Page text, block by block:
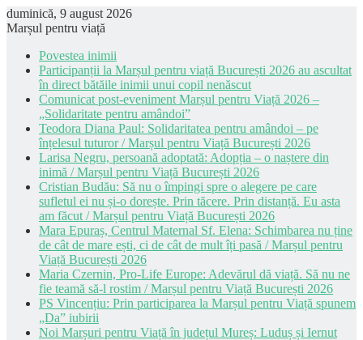
duminică, 9 august 2026
Marșul pentru viață
Povestea inimii
Participanții la Marșul pentru viață București 2026 au ascultat
în direct bătăile inimii unui copil nenăscut
Comunicat post-eveniment Marșul pentru Viață 2026 –
„Solidaritate pentru amândoi”
Teodora Diana Paul: Solidaritatea pentru amândoi – pe
înțelesul tuturor / Marșul pentru Viață București 2026
Larisa Negru, persoană adoptată: Adopția – o naștere din
inimă / Marșul pentru Viață București 2026
Cristian Budău: Să nu o împingi spre o alegere pe care
sufletul ei nu și-o dorește. Prin tăcere. Prin distanță. Eu asta
am făcut / Marșul pentru Viață București 2026
Mara Epuraș, Centrul Maternal Sf. Elena: Schimbarea nu ține
de cât de mare ești, ci de cât de mult îți pasă / Marșul pentru
Viață București 2026
Maria Czernin, Pro-Life Europe: Adevărul dă viață. Să nu ne
fie teamă să-l rostim / Marșul pentru Viață București 2026
PS Vincențiu: Prin participarea la Marșul pentru Viață spunem
„Da” iubirii
Noi Marșuri pentru Viață în județul Mureș: Luduș și Iernut